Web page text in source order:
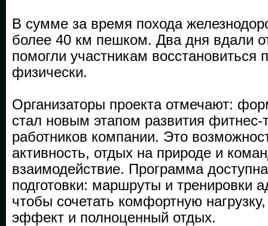
В сумме за время похода
более 40 км пешком. Два дня вдали
помогли участникам восстановиться
физически.
Организаторы проекта отмечают:
стал новым этапом развития фитнес-
работников компании. Это
активность, отдых на природе и
взаимодействие. Программа
подготовки: маршруты и тренировки
чтобы сочетать комфортную
эффект и полноценный отдых.